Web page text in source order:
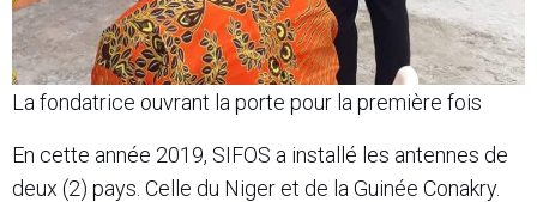
La fondatrice ouvrant la porte pour la première fois
En cette année 2019, SIFOS a installé les antennes de
deux (2) pays. Celle du Niger et de la Guinée Conakry.